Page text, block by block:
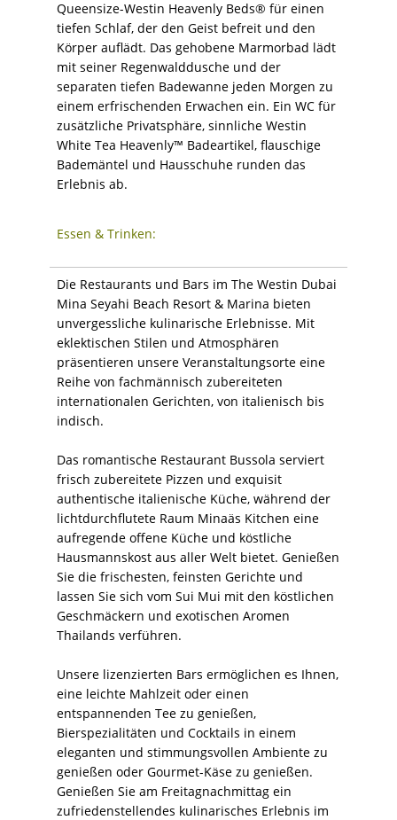
Queensize-Westin Heavenly Beds® für einen
tiefen Schlaf, der den Geist befreit und den
Körper auflädt. Das gehobene Marmorbad lädt
mit seiner Regenwalddusche und der
separaten tiefen Badewanne jeden Morgen zu
einem erfrischenden Erwachen ein. Ein WC für
zusätzliche Privatsphäre, sinnliche Westin
White Tea Heavenly™ Badeartikel, flauschige
Bademäntel und Hausschuhe runden das
Erlebnis ab.
Essen & Trinken:
Die Restaurants und Bars im The Westin Dubai
Mina Seyahi Beach Resort & Marina bieten
unvergessliche kulinarische Erlebnisse. Mit
eklektischen Stilen und Atmosphären
präsentieren unsere Veranstaltungsorte eine
Reihe von fachmännisch zubereiteten
internationalen Gerichten, von italienisch bis
indisch.
Das romantische Restaurant Bussola serviert
frisch zubereitete Pizzen und exquisit
authentische italienische Küche, während der
lichtdurchflutete Raum Minaäs Kitchen eine
aufregende offene Küche und köstliche
Hausmannskost aus aller Welt bietet. Genießen
Sie die frischesten, feinsten Gerichte und
lassen Sie sich vom Sui Mui mit den köstlichen
Geschmäckern und exotischen Aromen
Thailands verführen.
Unsere lizenzierten Bars ermöglichen es Ihnen,
eine leichte Mahlzeit oder einen
entspannenden Tee zu genießen,
Bierspezialitäten und Cocktails in einem
eleganten und stimmungsvollen Ambiente zu
genießen oder Gourmet-Käse zu genießen.
Genießen Sie am Freitagnachmittag ein
zufriedenstellendes kulinarisches Erlebnis im